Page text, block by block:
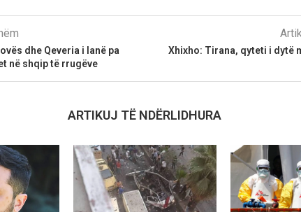
dhe Qeveria i lanë pa
në shqip të rrugëve
Xhixho: Tirana, qyteti i dytë
ARTIKUJ TË NDËRLIDHURA